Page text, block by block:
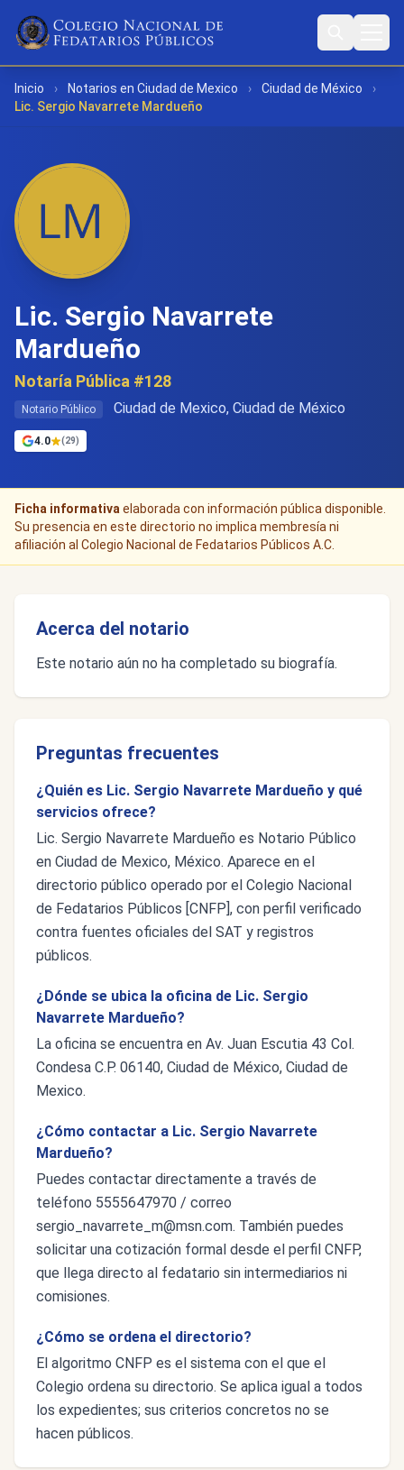
Inicio › Notarios en Ciudad de Mexico › Ciudad de México
›
Lic. Sergio Navarrete Mardueño
Lic. Sergio Navarrete
Mardueño
Notaría Pública #128
Notario Público Ciudad de Mexico, Ciudad de México
4.0 (29)
Ficha informativa elaborada con información pública disponible.
Su presencia en este directorio no implica membresía ni
afiliación al Colegio Nacional de Fedatarios Públicos A.C.
Acerca del notario
Este notario aún no ha completado su biografía.
Preguntas frecuentes
¿Quién es Lic. Sergio Navarrete Mardueño y qué
servicios ofrece?
Lic. Sergio Navarrete Mardueño es Notario Público
en Ciudad de Mexico, México. Aparece en el
directorio público operado por el Colegio Nacional
de Fedatarios Públicos [CNFP], con perfil verificado
contra fuentes oficiales del SAT y registros
públicos.
¿Dónde se ubica la oficina de Lic. Sergio
Navarrete Mardueño?
La oficina se encuentra en Av. Juan Escutia 43 Col.
Condesa C.P. 06140, Ciudad de México, Ciudad de
Mexico.
¿Cómo contactar a Lic. Sergio Navarrete
Mardueño?
Puedes contactar directamente a través de
teléfono 5555647970 / correo
sergio_navarrete_m@msn.com. También puedes
solicitar una cotización formal desde el perfil CNFP,
que llega directo al fedatario sin intermediarios ni
comisiones.
¿Cómo se ordena el directorio?
El algoritmo CNFP es el sistema con el que el
Colegio ordena su directorio. Se aplica igual a todos
los expedientes; sus criterios concretos no se
hacen públicos.